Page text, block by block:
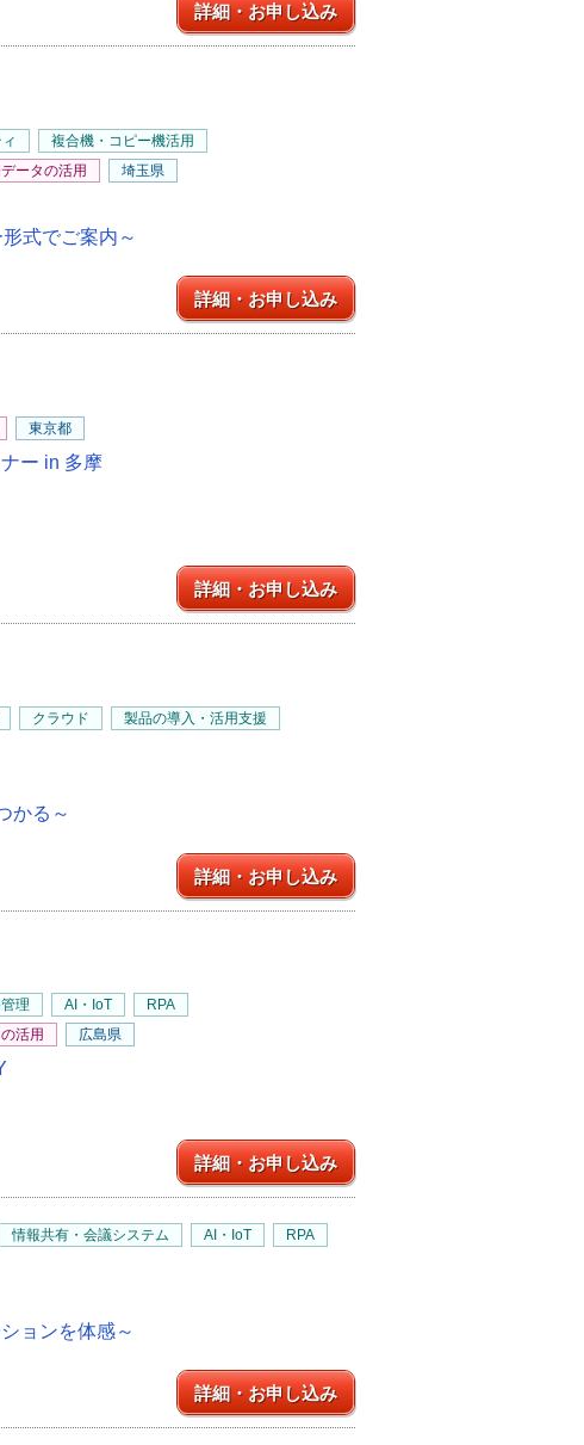
詳細・お申し込み
複合機・コピー機活用
ータの活用 埼玉県
式でご案内～
詳細・お申し込み
東京都
ー in 多摩
詳細・お申し込み
クラウド
製品の導入・活用支援
かる～
詳細・お申し込み
理 AI・IoT
RPA
活用 広島県
詳細・お申し込み
情報共有・会議システム AI・IoT
RPA
ョンを体感～
詳細・お申し込み